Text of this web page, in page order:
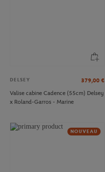
DELSEY 379,00 €
Valise cabine Cadence (55cm) Delsey
x Roland-Garros - Marine
NOUVEAU